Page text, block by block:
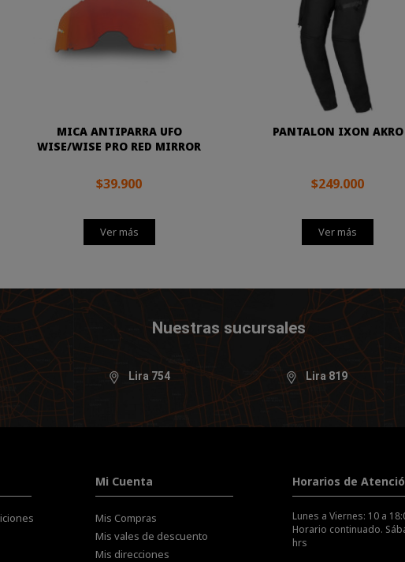
MICA ANTIPARRA UFO
WISE/WISE PRO RED MIRROR
$39.900
Ver más
PANTALON IXON AKRO
$249.000
Ver más
Nuestras sucursales
Lira 754 Lira 819
Mi Cuenta
Mis Compras
Mis vales de descuento
Mis direcciones
Horarios de
Lunes a Viernes: 10 a
Horario continuado.
hrs